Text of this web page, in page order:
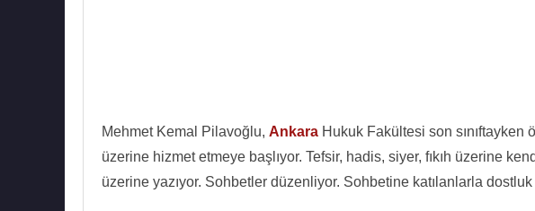
Mehmet Kemal Pilavoğlu, Ankara Hukuk Fakültesi son sınıftayken
üzerine hizmet etmeye başlıyor. Tefsir, hadis, siyer, fıkıh üzerine
üzerine yazıyor. Sohbetler düzenliyor. Sohbetine katılanlarla dostluk